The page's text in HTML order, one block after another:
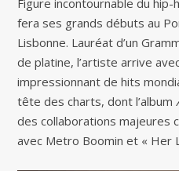
Figure incontournable du
fera ses grands débuts au
Lisbonne. Lauréat d’un
de platine, l’artiste arrive
impressionnant de hits
tête des charts, dont l’album
des collaborations majeures
avec Metro Boomin et « Her